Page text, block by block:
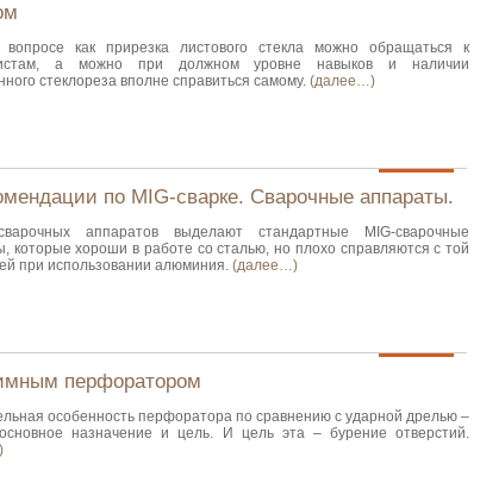
как прирезка листового стекла можно обращаться к
а можно при должном уровне навыков и наличии
стеклореза вполне справиться самому. (далее…)
по MIG-сварке. Сварочные аппараты.
аппаратов выделают стандартные MIG-сварочные
которые хороши в работе со сталью, но плохо справляются с той
при использовании алюминия. (далее…)
перфоратором
особенность перфоратора по сравнению с ударной дрелью –
назначение и цель. И цель эта – бурение отверстий.